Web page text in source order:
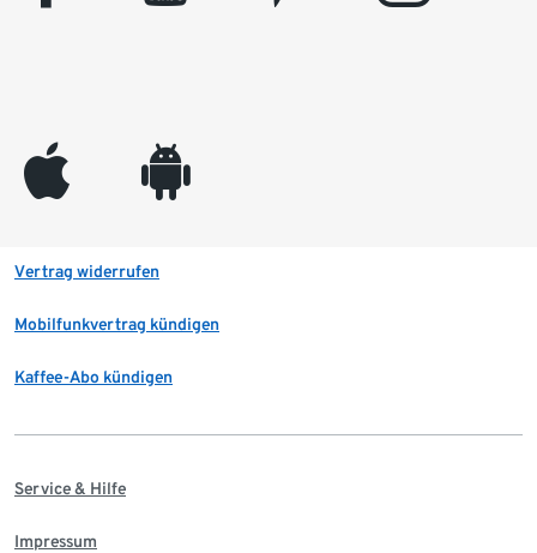
appleinc android
Vertrag widerrufen
Mobilfunkvertrag kündigen
Kaffee-Abo kündigen
Service & Hilfe
Impressum